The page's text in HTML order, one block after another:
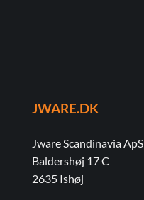
JWARE.DK
Jware Scandinavia ApS
Baldershøj 17 C
2635 Ishøj